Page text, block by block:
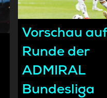
Vorschau
Runde der
ADMIRAL
Bundesliga